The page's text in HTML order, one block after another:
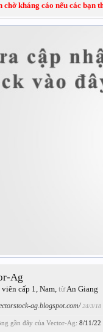
kháng cáo nếu các bạn
Ag
cấp 1 , Nam, từ An Giang
ag.blogspot.com/ 24/3/18
gần đây của Vector-Ag: 8/11/22